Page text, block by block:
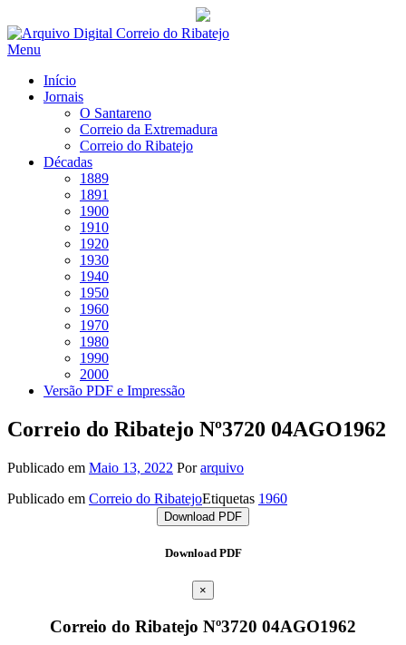
Saltar
para
Menu
Início
Jornais
O Santareno
Correio da Extremadura
Correio do Ribatejo
Décadas
1889
1891
1900
1910
1920
1930
1940
1950
1960
1970
1980
1990
2000
Versão PDF e Impressão
Correio do Ribatejo Nº3720 04AGO1962
Publicado em Maio 13, 2022 Porarquivo
Publicado em Correio do RibatejoEtiquetas 1960
Download PDF
Download PDF
×
Correio do Ribatejo Nº3720 04AGO1962